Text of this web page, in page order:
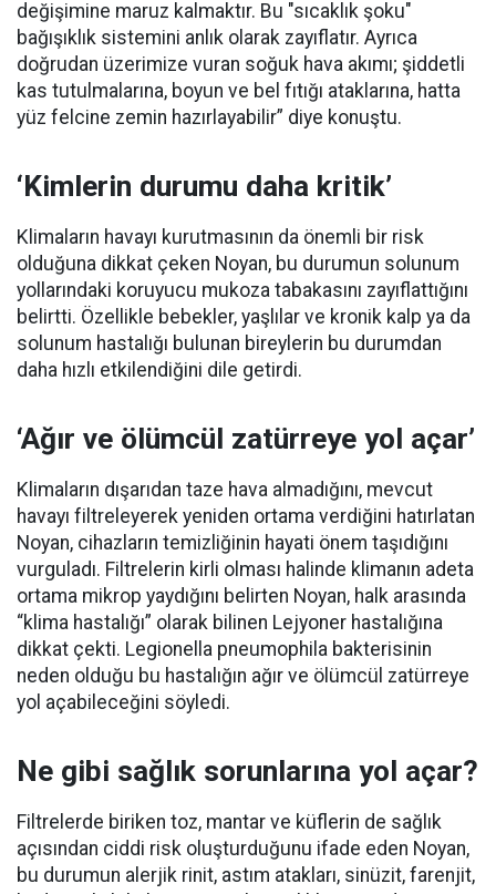
değişimine maruz kalmaktır. Bu "sıcaklık şoku"
bağışıklık sistemini anlık olarak zayıflatır. Ayrıca
doğrudan üzerimize vuran soğuk hava akımı; şiddetli
kas tutulmalarına, boyun ve bel fıtığı ataklarına, hatta
yüz felcine zemin hazırlayabilir” diye konuştu.
‘Kimlerin durumu daha kritik’
Klimaların havayı kurutmasının da önemli bir risk
olduğuna dikkat çeken Noyan, bu durumun solunum
yollarındaki koruyucu mukoza tabakasını zayıflattığını
belirtti. Özellikle bebekler, yaşlılar ve kronik kalp ya da
solunum hastalığı bulunan bireylerin bu durumdan
daha hızlı etkilendiğini dile getirdi.
‘Ağır ve ölümcül zatürreye yol açar’
Klimaların dışarıdan taze hava almadığını, mevcut
havayı filtreleyerek yeniden ortama verdiğini hatırlatan
Noyan, cihazların temizliğinin hayati önem taşıdığını
vurguladı. Filtrelerin kirli olması halinde klimanın adeta
ortama mikrop yaydığını belirten Noyan, halk arasında
“klima hastalığı” olarak bilinen Lejyoner hastalığına
dikkat çekti. Legionella pneumophila bakterisinin
neden olduğu bu hastalığın ağır ve ölümcül zatürreye
yol açabileceğini söyledi.
Ne gibi sağlık sorunlarına yol açar?
Filtrelerde biriken toz, mantar ve küflerin de sağlık
açısından ciddi risk oluşturduğunu ifade eden Noyan,
bu durumun alerjik rinit, astım atakları, sinüzit, farenjit,